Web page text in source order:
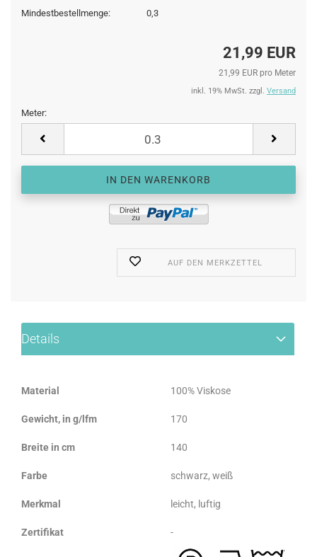
Mindestbestellmenge:
0,3
21,99 EUR
21,99 EUR pro Meter
inkl. 19% MwSt. zzgl. Versand
Meter:
AUF DEN MERKZETTEL
Details
Material 100% Viskose
Gewicht, in g/lfm 170
Breite in cm 140
Farbe schwarz, weiß
Merkmal leicht, luftig
Zertifikat -